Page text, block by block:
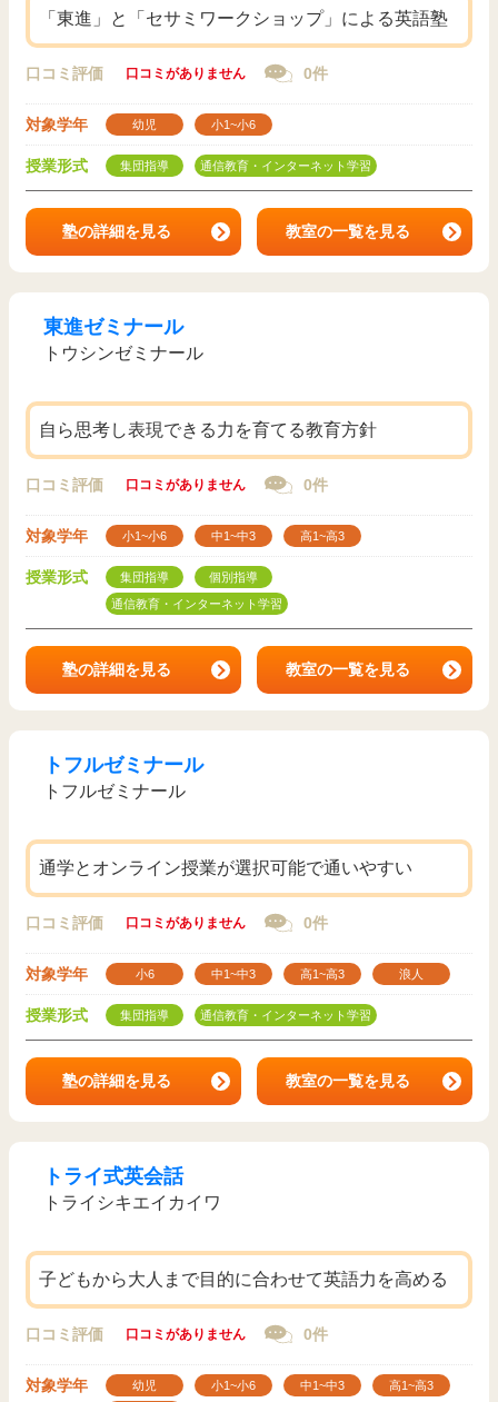
「東進」と「セサミワークショップ」による英語塾
口コミ評価 口コミがありません 0件
対象学年 幼児 小1~小6
授業形式 集団指導 通信教育・インターネット学習
塾の詳細を見る 教室の一覧を見る
東進ゼミナール
トウシンゼミナール
自ら思考し表現できる力を育てる教育方針
口コミ評価 口コミがありません 0件
対象学年 小1~小6 中1~中3 高1~高3
授業形式 集団指導
個別指導
通信教育・インターネット学習
塾の詳細を見る 教室の一覧を見る
トフルゼミナール
トフルゼミナール
通学とオンライン授業が選択可能で通いやすい
口コミ評価 口コミがありません 0件
対象学年 小6 中1~中3 高1~高3 浪人
授業形式 集団指導 通信教育・インターネット学習
塾の詳細を見る 教室の一覧を見る
トライ式英会話
トライシキエイカイワ
子どもから大人まで目的に合わせて英語力を高める
口コミ評価 口コミがありません 0件
対象学年 幼児 小1~小6 中1~中3
高1~高3